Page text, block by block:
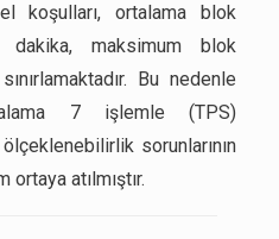
koşulları, ortalama blok
maksimum blok
Bu nedenle
7 işlemle (TPS)
ölçeklenebilirlik sorunlarının
atılmıştır.